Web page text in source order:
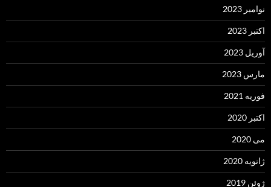
نوامبر 2023
اکتبر 2023
آوریل 2023
مارس 2023
فوریه 2021
اکتبر 2020
می 2020
ژانویه 2020
ژوئن 2019